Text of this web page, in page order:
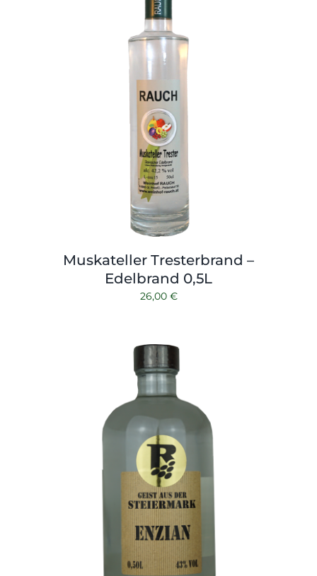
Muskateller Tresterbrand –
Edelbrand 0,5L
26,00 €